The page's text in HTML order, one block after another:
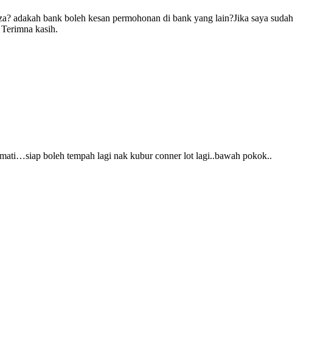
adakah bank boleh kesan permohonan di bank yang lain?Jika saya sudah
kasih.
boleh tempah lagi nak kubur conner lot lagi..bawah pokok..